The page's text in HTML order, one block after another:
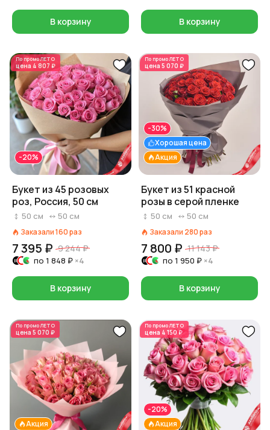
В корзину В корзину
По промоЛЕТО
цена 4 807 ₽
-20%
Букет из 45 розовых
роз, Россия, 50 см
50 см 50 см
Заказали160раз
7 395 ₽ 9 244 ₽
по 1 848 ₽ ×4
В корзину
По промоЛЕТО
цена 5 070 ₽
Акция
Хорошая цена
-30%
Букет из 51 красной
розы в серой пленке
50 см 50 см
Заказали 280раз
7 800 ₽ 11 143 ₽
по 1 950 ₽ ×4
В корзину
По промоЛЕТО
цена 5 070 ₽
Акция
По промоЛЕТО
цена 4 150 ₽
Акция
-20%